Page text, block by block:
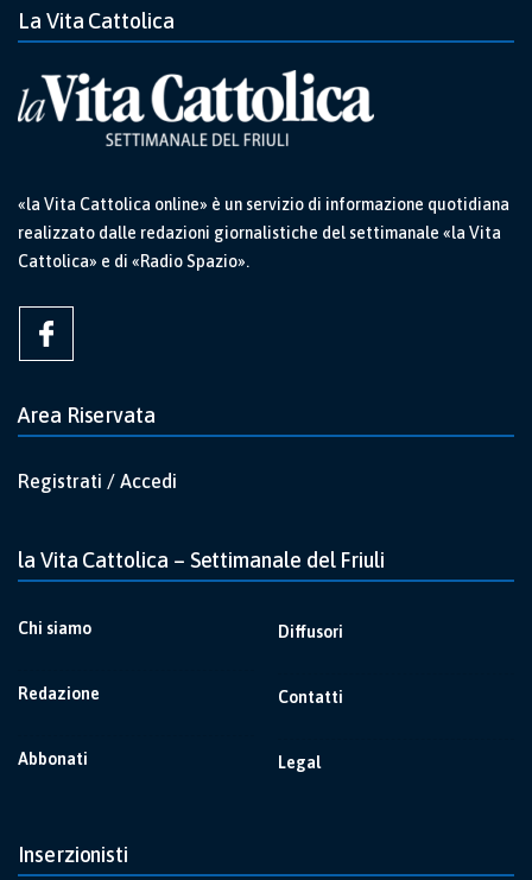
La Vita Cattolica
«la Vita Cattolica online» è un servizio di informazione quotidiana
realizzato dalle redazioni giornalistiche del settimanale «la Vita
Cattolica» e di «Radio Spazio».
Area Riservata
Registrati / Accedi
la Vita Cattolica – Settimanale del Friuli
Chi siamo
Redazione
Abbonati
Diffusori
Contatti
Legal
Inserzionisti